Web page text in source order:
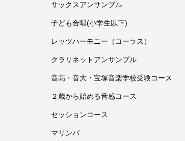
サックスアンサンブル
子ども合唱(小学生以下)
レッツハーモニー（コーラス）
クラリネットアンサンブル
音高・音大・宝塚音楽学校受験コース
２歳から始める音感コース
セッションコース
マリンバ